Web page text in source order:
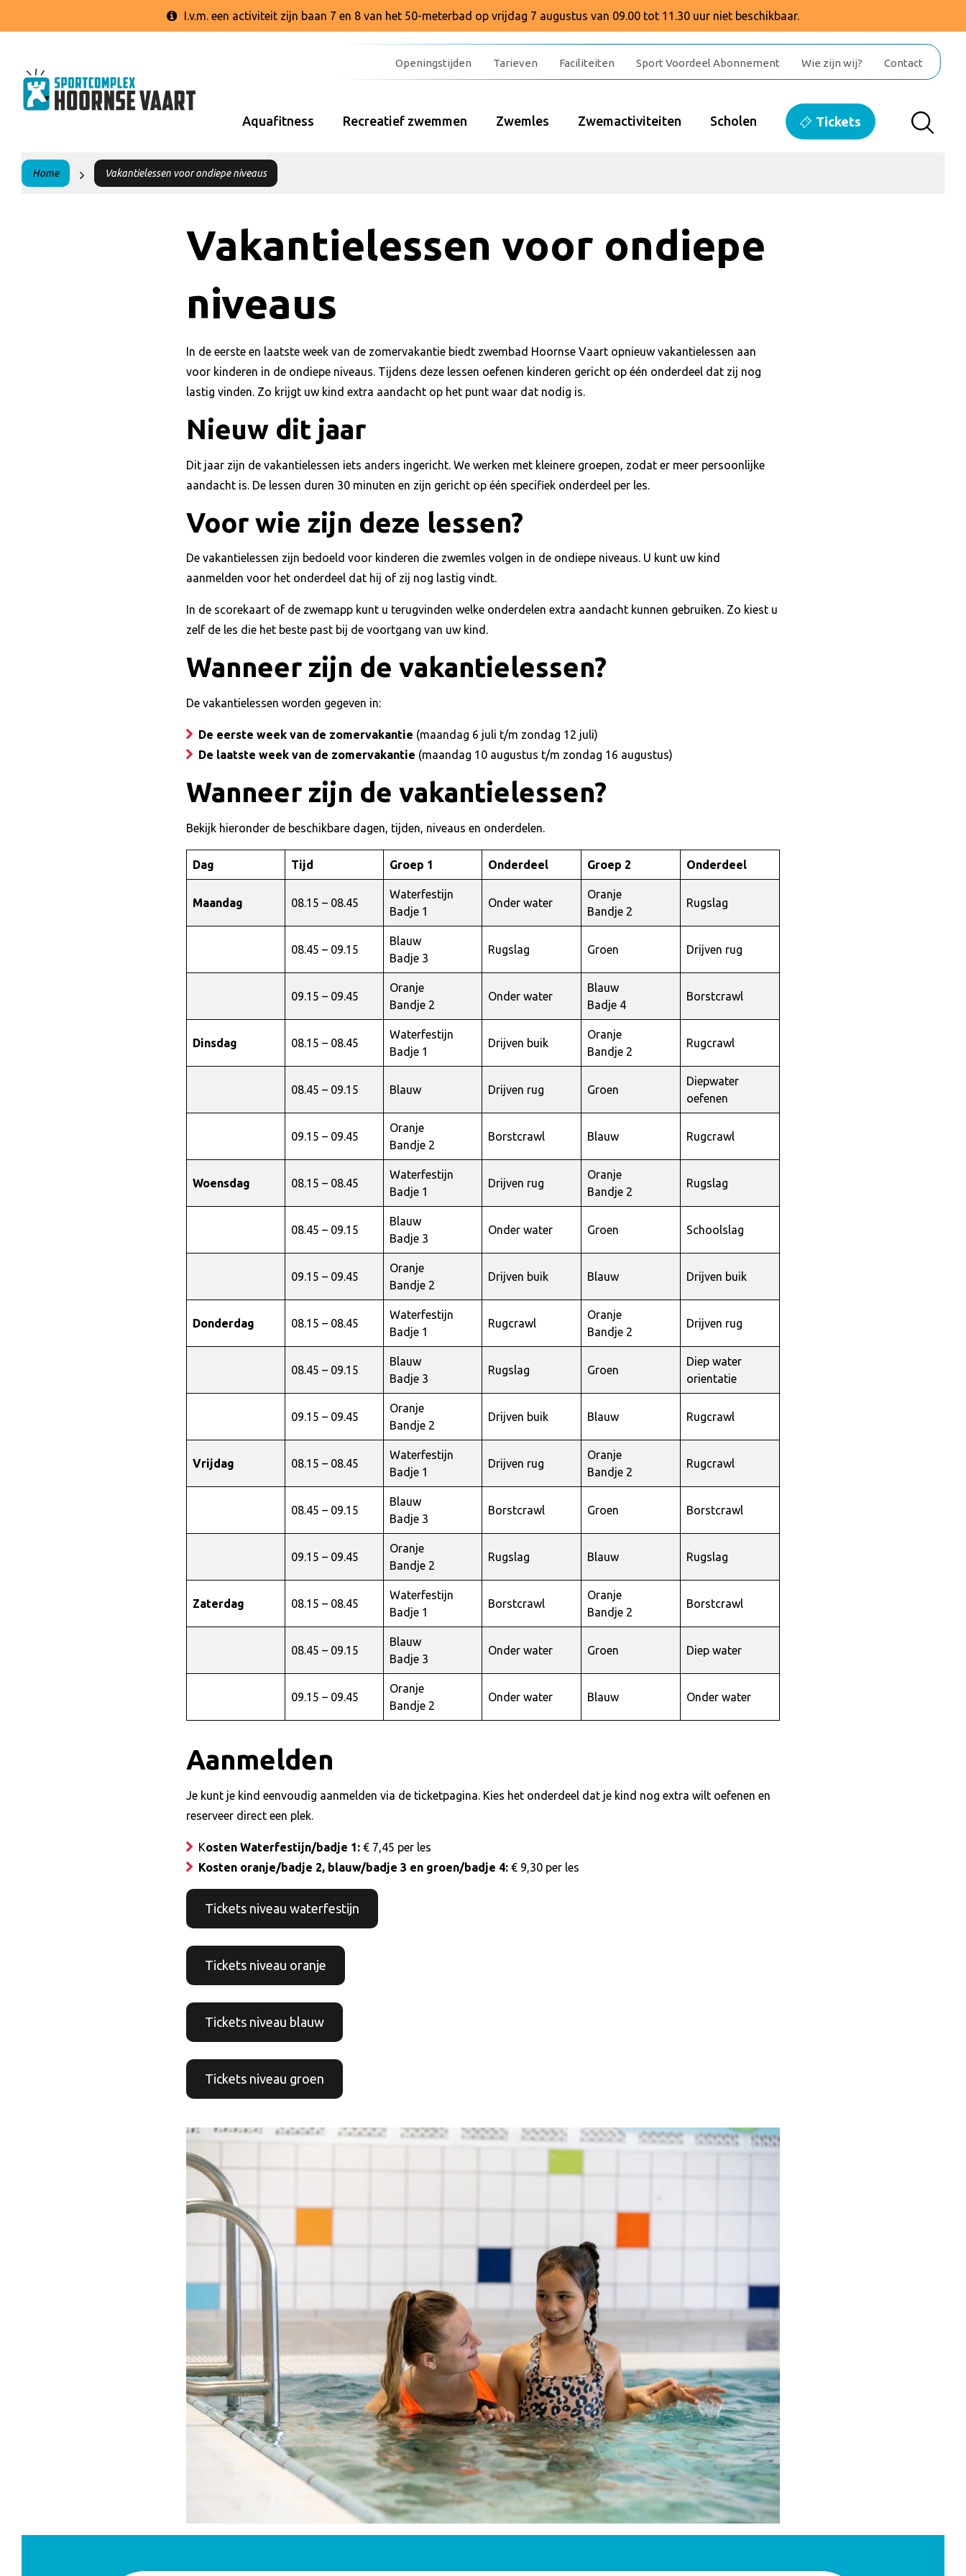
I.v.m. een activiteit zijn baan 7 en 8 van het 50-meterbad op vrijdag 7 augustus van 09.00 tot 11.30 uur niet beschikbaar.
Openingstijden Tarieven Faciliteiten Sport Voordeel Abonnement Wie zijn wij? Contact
Aquafitness Recreatief zwemmen Zwemles Zwemactiviteiten Scholen Tickets
Home Vakantielessen voor ondiepe niveaus
Vakantielessen voor ondiepe
niveaus
In de eerste en laatste week van de zomervakantie biedt zwembad Hoornse Vaart opnieuw vakantielessen aan
voor kinderen in de ondiepe niveaus. Tijdens deze lessen oefenen kinderen gericht op één onderdeel dat zij nog
lastig vinden. Zo krijgt uw kind extra aandacht op het punt waar dat nodig is.
Nieuw dit jaar
Dit jaar zijn de vakantielessen iets anders ingericht. We werken met kleinere groepen, zodat er meer persoonlijke
aandacht is. De lessen duren 30 minuten en zijn gericht op één specifiek onderdeel per les.
Voor wie zijn deze lessen?
De vakantielessen zijn bedoeld voor kinderen die zwemles volgen in de ondiepe niveaus. U kunt uw kind
aanmelden voor het onderdeel dat hij of zij nog lastig vindt.
In de scorekaart of de zwemapp kunt u terugvinden welke onderdelen extra aandacht kunnen gebruiken. Zo kiest u
zelf de les die het beste past bij de voortgang van uw kind.
Wanneer zijn de vakantielessen?
De vakantielessen worden gegeven in:
De eerste week van de zomervakantie (maandag 6 juli t/m zondag 12 juli)
De laatste week van de zomervakantie (maandag 10 augustus t/m zondag 16 augustus)
Wanneer zijn de vakantielessen?
Bekijk hieronder de beschikbare dagen, tijden, niveaus en onderdelen.
Dag Tijd Groep 1 Onderdeel Groep 2 Onderdeel
Maandag 08.15 – 08.45
Waterfestijn
Badje 1
Onder water
Oranje
Bandje 2
Rugslag
08.45 – 09.15
Blauw
Badje 3
Rugslag Groen Drijven rug
09.15 – 09.45
Oranje
Bandje 2
Onder water
Blauw
Badje 4
Borstcrawl
Dinsdag 08.15 – 08.45
Waterfestijn
Badje 1
Drijven buik
Oranje
Bandje 2
Rugcrawl
08.45 – 09.15 Blauw Drijven rug Groen
Diepwater
oefenen
09.15 – 09.45
Oranje
Bandje 2
Borstcrawl Blauw Rugcrawl
Woensdag 08.15 – 08.45
Waterfestijn
Badje 1
Drijven rug
Oranje
Bandje 2
Rugslag
08.45 – 09.15
Blauw
Badje 3
Onder water Groen Schoolslag
09.15 – 09.45
Oranje
Bandje 2
Drijven buik Blauw Drijven buik
Donderdag 08.15 – 08.45
Waterfestijn
Badje 1
Rugcrawl
Oranje
Bandje 2
Drijven rug
08.45 – 09.15
Blauw
Badje 3
Rugslag Groen
Diep water
orientatie
09.15 – 09.45
Oranje
Bandje 2
Drijven buik Blauw Rugcrawl
Vrijdag 08.15 – 08.45
Waterfestijn
Badje 1
Drijven rug
Oranje
Bandje 2
Rugcrawl
08.45 – 09.15
Blauw
Badje 3
Borstcrawl Groen Borstcrawl
09.15 – 09.45
Oranje
Bandje 2
Rugslag Blauw Rugslag
Zaterdag 08.15 – 08.45
Waterfestijn
Badje 1
Borstcrawl
Oranje
Bandje 2
Borstcrawl
08.45 – 09.15
Blauw
Badje 3
Onder water Groen Diep water
09.15 – 09.45
Oranje
Bandje 2
Onder water Blauw Onder water
Aanmelden
Je kunt je kind eenvoudig aanmelden via de ticketpagina. Kies het onderdeel dat je kind nog extra wilt oefenen en
reserveer direct een plek.
Kosten Waterfestijn/badje 1: € 7,45 per les
Kosten oranje/badje 2, blauw/badje 3 en groen/badje 4: € 9,30 per les
Tickets niveau waterfestijn
Tickets niveau oranje
Tickets niveau blauw
Tickets niveau groen